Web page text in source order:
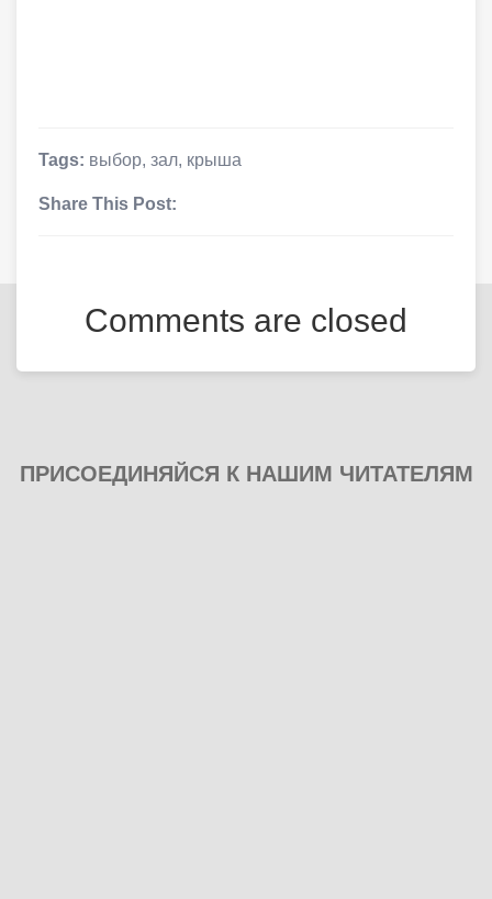
Tags: выбор, зал, крыша
Share This Post:
Comments are closed
ПРИСОЕДИНЯЙСЯ К НАШИМ ЧИТАТЕЛЯМ